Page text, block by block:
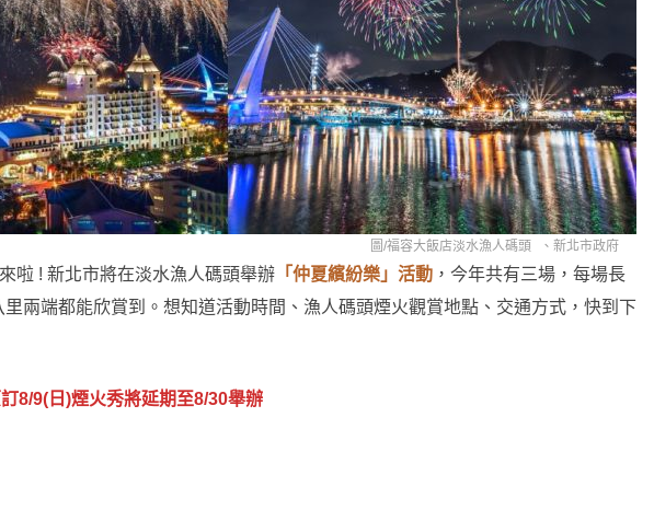
圖/福容大飯店淡水漁人碼頭 、新北市政府
啦 ! 新北市將在淡水漁人碼頭舉辦 「仲夏繽紛樂」活動 ，今年共有三場，每場長
兩端都能欣賞到。想知道活動時間、漁人碼頭煙火觀賞地點、交通方式，快到下
8/9(日)煙火秀將延期至8/30舉辦